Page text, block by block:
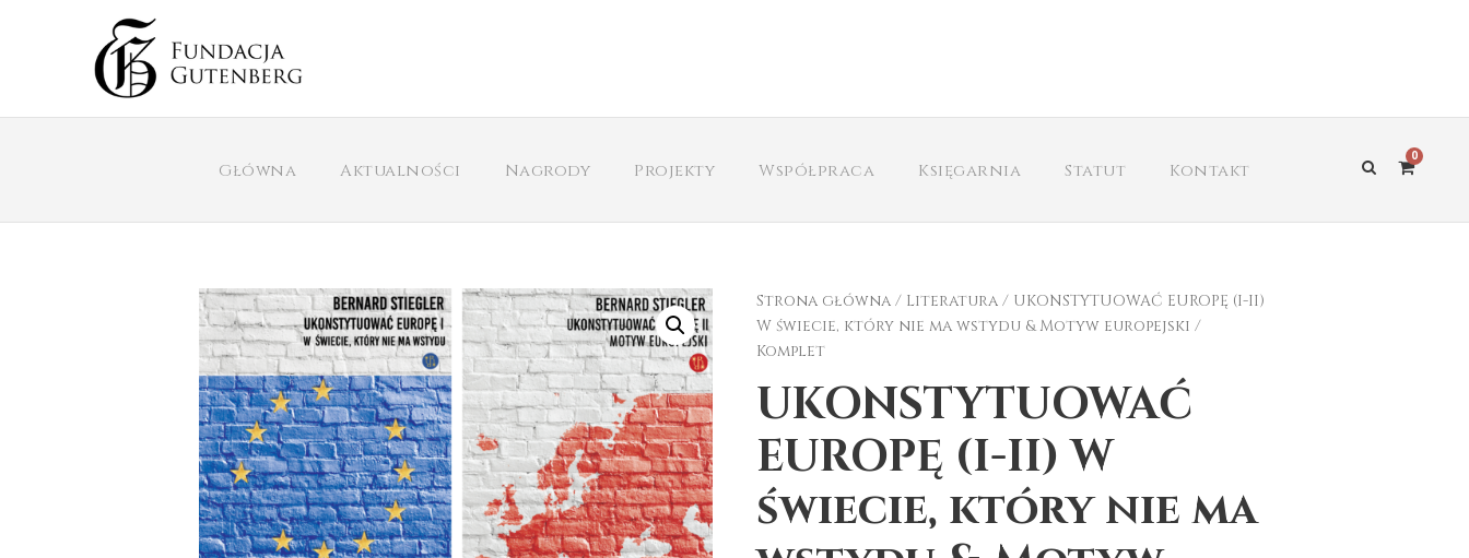
Główna Aktualności Nagrody Projekty Współpraca Księgarnia Statut Kontakt
0
Strona główna/ Literatura/ UKONSTYTUOWAĆ EUROPĘ (I-II)
W świecie, który nie ma wstydu & Motyw europejski /
Komplet
UKONSTYTUOWAĆ
EUROPĘ (I-II) W
świecie, który nie ma